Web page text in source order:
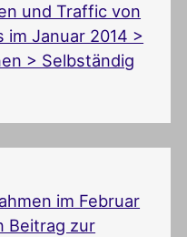
und Traffic von
im Januar 2014 >
> Selbständig
im Februar
Beitrag zur